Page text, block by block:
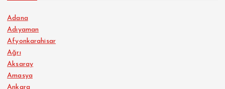
Adana
Adıyaman
Afyonkarahisar
Ağrı
Aksaray
Amasya
Ankara